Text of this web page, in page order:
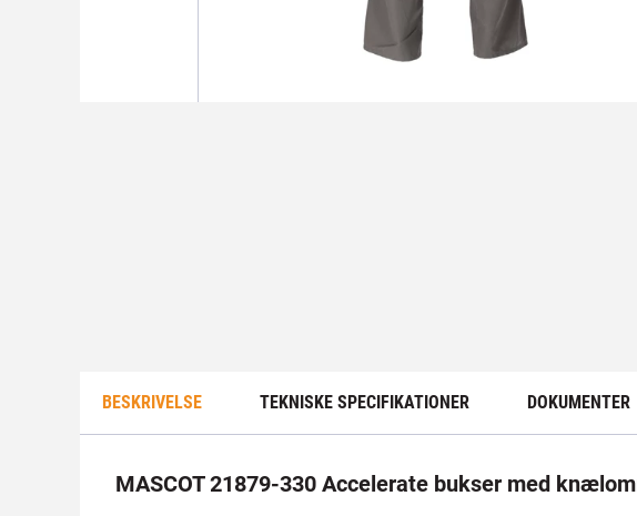
BESKRIVELSE TEKNISKE SPECIFIKATIONER DOKUMENTER
MASCOT 21879-330 Accelerate bukser med